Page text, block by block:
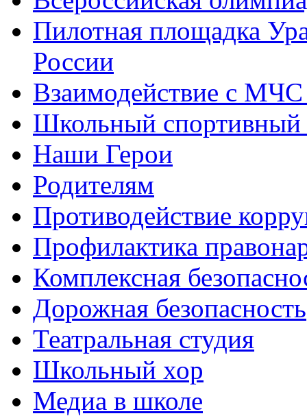
Пилотная площадка
России
Взаимодействие с
Школьный
Наши Герои
Родителям
Противодействие
Профилактика
Комплексная
Дорожная безопасность
Театральная студия
Школьный хор
Медиа в школе